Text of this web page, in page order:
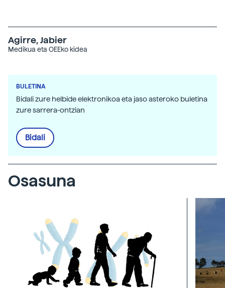
Agirre, Jabier
Medikua eta OEEko kidea
BULETINA
Bidali zure helbide elektronikoa eta jaso asteroko buletina
zure sarrera-ontzian
Bidali
Osasuna